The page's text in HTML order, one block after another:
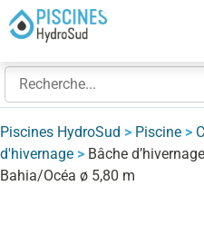
Piscines HydroSud > Piscine >
d'hivernage > Bâche
Bahia/Océa ø 5,80 m